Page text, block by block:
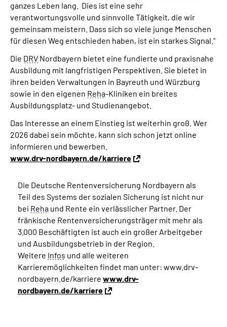
ganzes Leben lang. Dies ist eine sehr
verantwortungsvolle und sinnvolle Tätigkeit, die wir
gemeinsam meistern. Dass sich so viele junge Menschen
für diesen Weg entschieden haben, ist ein starkes Signal."
Die DRV Nordbayern bietet eine fundierte und praxisnahe
Ausbildung mit langfristigen Perspektiven. Sie bietet in
ihren beiden Verwaltungen in Bayreuth und Würzburg
sowie in den eigenen Reha-Kliniken ein breites
Ausbildungsplatz- und Studienangebot.
Das Interesse an einem Einstieg ist weiterhin groß. Wer
2026 dabei sein möchte, kann sich schon jetzt online
informieren und bewerben.
www.drv-nordbayern.de/karriere
Die Deutsche Rentenversicherung Nordbayern als
Teil des Systems der sozialen Sicherung ist nicht nur
bei Reha und Rente ein verlässlicher Partner. Der
fränkische Rentenversicherungsträger mit mehr als
3.000 Beschäftigten ist auch ein großer Arbeitgeber
und Ausbildungsbetrieb in der Region.
Weitere Infos und alle weiteren
Karrieremöglichkeiten findet man unter: www.drv-
nordbayern.de/karriere www.drv-
nordbayern.de/karriere